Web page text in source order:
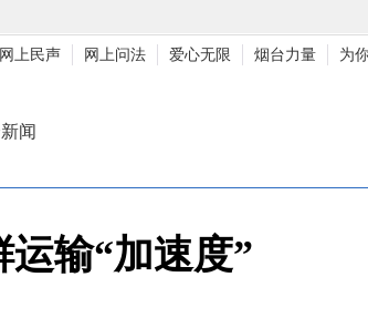
网上民声 网上问法 爱心无限 烟台力量 为
闻
输“加速度”